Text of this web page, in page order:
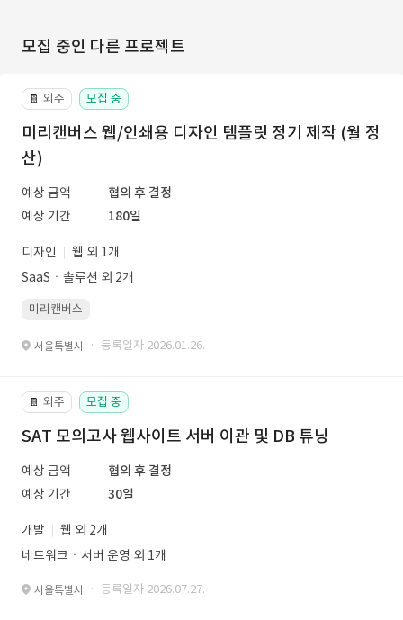
모집 중인 다른 프로젝트
📔 외주 모집 중
미리캔버스 웹/인쇄용 디자인 템플릿 정기 제작 (월 정
산)
예상 금액
협의 후 결정
예상 기간
180일
디자인
웹 외 1개
SaaSㆍ솔루션 외 2개
미리캔버스
서울특별시 · 등록일자 2026.01.26.
📔 외주 모집 중
SAT 모의고사 웹사이트 서버 이관 및 DB 튜닝
예상 금액
협의 후 결정
예상 기간
30일
개발
웹 외 2개
네트워크ㆍ서버 운영 외 1개
서울특별시 · 등록일자 2026.07.27.